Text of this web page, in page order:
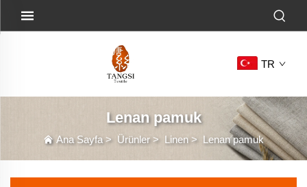
TR
Lenan pamuk
Ana Sayfa> Ürünler> Linen> Lenan pamuk